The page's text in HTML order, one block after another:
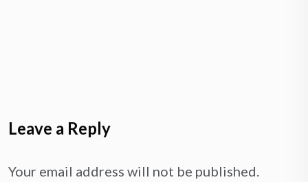
Leave a Reply
Your email address will not be published.